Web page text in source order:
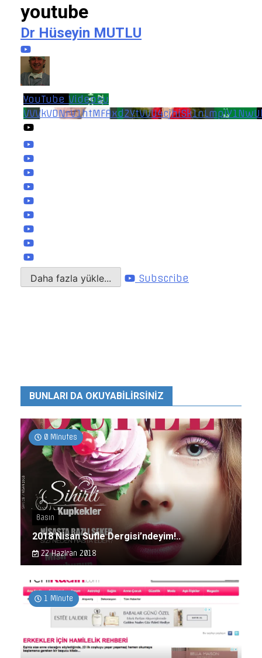
youtube
Dr Hüseyin MUTLU
YouTube Videosu
Daha fazla yükle... Subscribe
BUNLARI DA OKUYABILIRSINIZ
0 Minutes
Basın
2018 Nisan Sufle Dergisi’ndeyim!..
22 Haziran 2018
1 Minute